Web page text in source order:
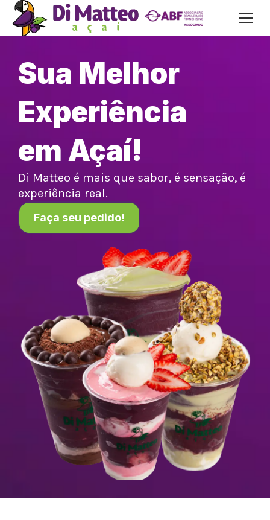
Sua Melhor
Experiência
em Açaí!
Di Matteo é mais que sabor, é sensação, é
experiência real.
Faça seu pedido!